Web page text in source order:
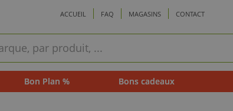
ACCUEIL FAQ MAGASINS CONTACT
Bon Plan % Bons cadeaux